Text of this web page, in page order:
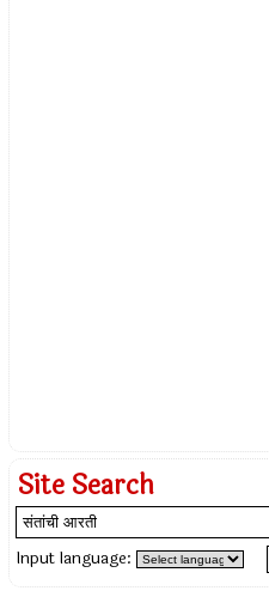
Site Search
Input language: